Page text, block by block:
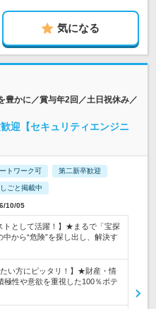
気になる
豊かに／賞与年2回／土日祝休み／
迎【セキュリティエンジニ
トワーク可 第二新卒歓迎
ごと掲載中
10/05
トとして活躍！】★まるで「宝探
から“危険”を探し出し、解決す
たい方にピッタリ！】★財産・情
性や意欲を重視した100％ポテ